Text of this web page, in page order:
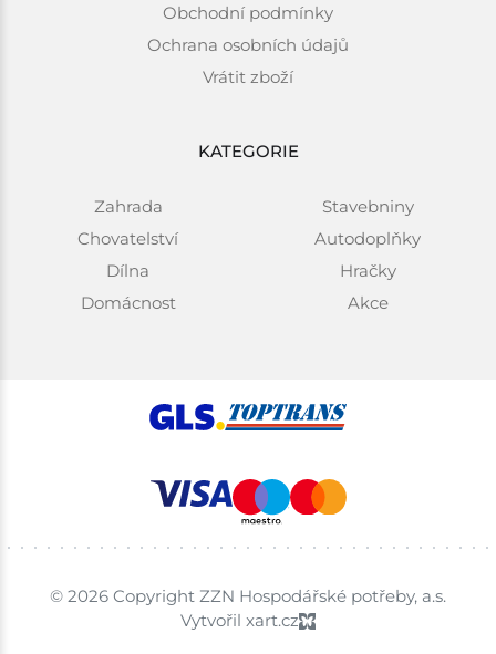
Obchodní podmínky
Ochrana osobních údajů
Vrátit zboží
KATEGORIE
Zahrada
Chovatelství
Dílna
Domácnost
Stavebniny
Autodoplňky
Hračky
Akce
© 2026 Copyright ZZN Hospodářské potřeby, a.s.
Vytvořil xart.cz